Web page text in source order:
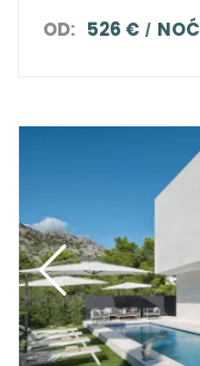
OD: 526 € NOĆ